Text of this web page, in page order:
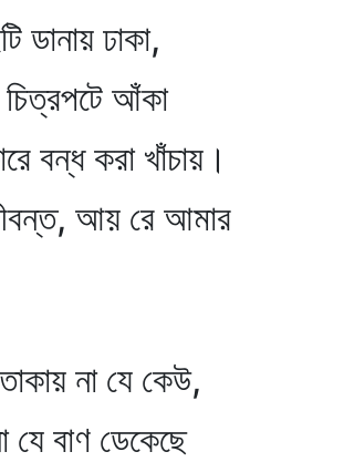
ডানায় ঢাকা,
চিত্রপটে আঁকা
বন্ধ করা খাঁচায়।
আয় রে আমার
না যে কেউ,
বাণ ডেকেছে